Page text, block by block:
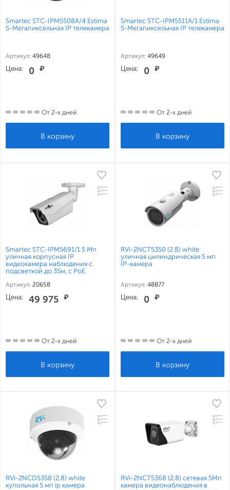
Smartec STC-IPM5508A/4 Estima
5-Мегапиксельная IP телекамера
Артикул: 49648
Цена: 0 ₽
От 2-х дней
Smartec STC-IPM5511A/1 Estima
5-Мегапиксельная IP телекамера
Артикул: 49649
Цена: 0 ₽
От 2-х дней
Smartec STC-IPM5691/1 5 Мп
уличная корпусная IP
видеокамера наблюдения с
подсветкой до 35м, c PoE
Артикул: 20658
Цена: 49 975 ₽
От 2-х дней
RVi-2NCT5350 (2.8) white
уличная цилиндрическая 5 мп
IP-камера
Артикул: 48877
Цена: 0 ₽
От 2-х дней
RVi-2NCD5358 (2.8) white
купольная 5 мп ip камера
RVi-2NCT5368 (2.8) сетевая 5Мп
камера видеонаблюдения в